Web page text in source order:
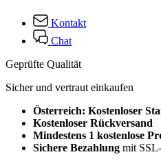
Kontakt
Chat
Geprüfte Qualität
Sicher und vertraut einkaufen
Österreich: Kostenloser
Kostenloser Rückversand
Mindestens 1 kostenlose
Sichere Bezahlung mit